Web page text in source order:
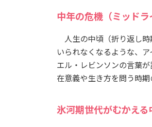
中年の危機（ミッド
人生の中頃（折り返し時
いられなくなるような、
エル・レビンソンの言葉
在意義や生き方を問う時期
氷河期世代がむかえる